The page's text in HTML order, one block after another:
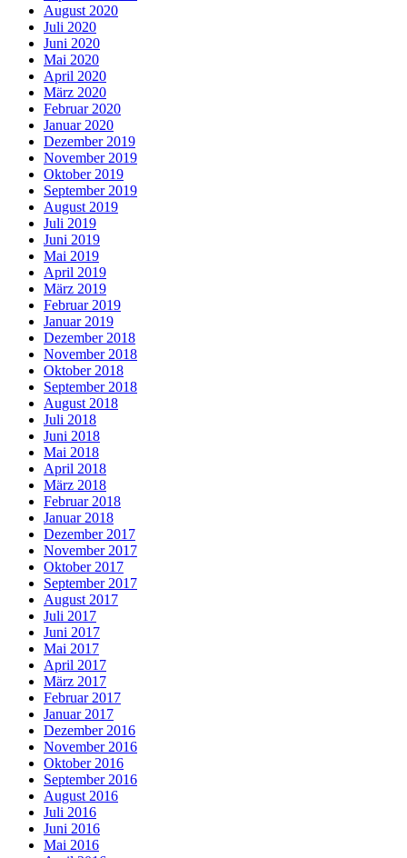
August 2020
Juli 2020
Juni 2020
Mai 2020
April 2020
März 2020
Februar 2020
Januar 2020
Dezember 2019
November 2019
Oktober 2019
September 2019
August 2019
Juli 2019
Juni 2019
Mai 2019
April 2019
März 2019
Februar 2019
Januar 2019
Dezember 2018
November 2018
Oktober 2018
September 2018
August 2018
Juli 2018
Juni 2018
Mai 2018
April 2018
März 2018
Februar 2018
Januar 2018
Dezember 2017
November 2017
Oktober 2017
September 2017
August 2017
Juli 2017
Juni 2017
Mai 2017
April 2017
März 2017
Februar 2017
Januar 2017
Dezember 2016
November 2016
Oktober 2016
September 2016
August 2016
Juli 2016
Juni 2016
Mai 2016